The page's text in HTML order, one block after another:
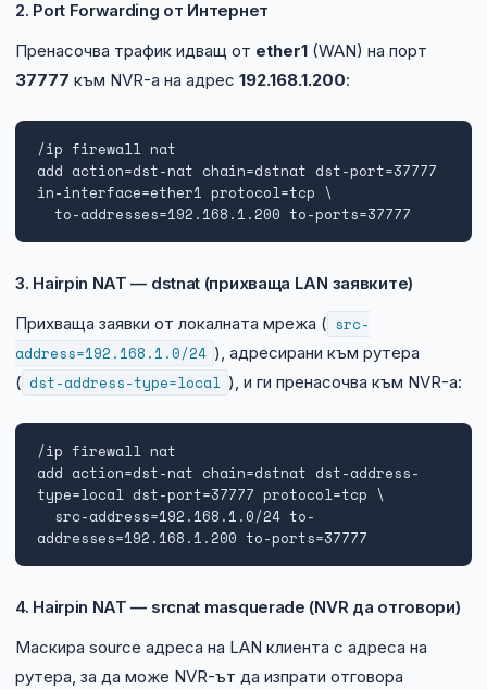
2. Port Forwarding от Интернет
Пренасочва трафик идващ от ether1 (WAN) на порт
37777 към NVR-а на адрес 192.168.1.200:
/ip firewall nat
add action=dst-nat chain=dstnat dst-port=37777
in-interface=ether1 protocol=tcp \
  to-addresses=192.168.1.200 to-ports=37777
3. Hairpin NAT — dstnat (прихваща LAN заявките)
Прихваща заявки от локалната мрежа ( src-
address=192.168.1.0/24 ), адресирани към рутера
( dst-address-type=local ), и ги пренасочва към NVR-а:
/ip firewall nat
add action=dst-nat chain=dstnat dst-address-
type=local dst-port=37777 protocol=tcp \
addresses=192.168.1.200 to-ports=37777
4. Hairpin NAT — srcnat masquerade (NVR да отговори)
Маскира source адреса на LAN клиента с адреса на
рутера, за да може NVR-ът да изпрати отговора